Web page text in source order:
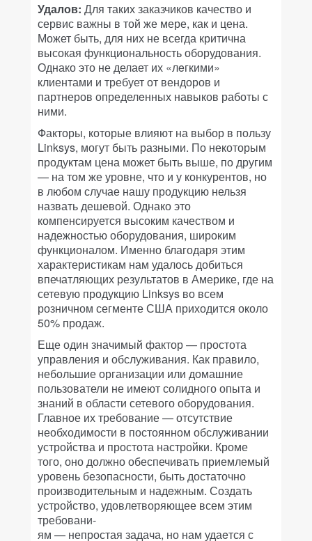
Удалов: Для таких заказчиков качество и
сервис важны в той же мере, как и цена.
Может быть, для них не всегда критична
высокая функциональность оборудования.
Однако это не делает их «лeгкими»
клиентами и требует от вендоров и
партнеров определeнных навыков работы с
ними.
Факторы, которые влияют на выбор в пользу
Linksys, могут быть разными. По некоторым
продуктам цена может быть выше, по другим
— на том же уровне, что и у конкурентов, но
в любом случае нашу продукцию нельзя
назвать дешевой. Однако это
компенсируется высоким качеством и
надежностью оборудования, широким
функционалом. Именно благодаря этим
характеристикам нам удалось добиться
впечатляющих результатов в Америке, где на
сетевую продукцию Linksys во всем
розничном сегменте США приходится около
50% продаж.
Еще один значимый фактор — простота
управления и обслуживания. Как правило,
небольшие организации или домашние
пользователи не имеют солидного опыта и
знаний в области сетевого оборудования.
Главное их требование — отсутствие
необходимости в постоянном обслуживании
устройства и простота настройки. Кроме
того, оно должно обеспечивать приемлемый
уровень безопасности, быть достаточно
производительным и надeжным. Создать
устройство, удовлетворяющее всем этим
требовани-
ям — непростая задача, но нам удаeтся с